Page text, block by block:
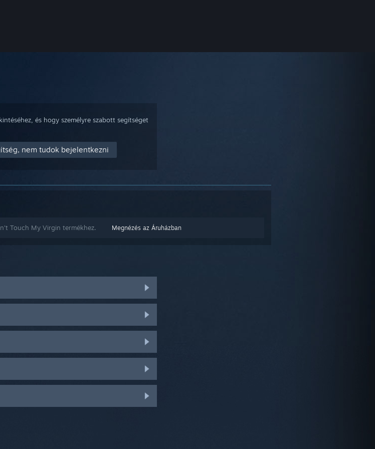
és hogy személyre szabott segítséget
nem tudok bejelentkezni
Megnézés az Áruházban
Touch My Virgin termékhez.